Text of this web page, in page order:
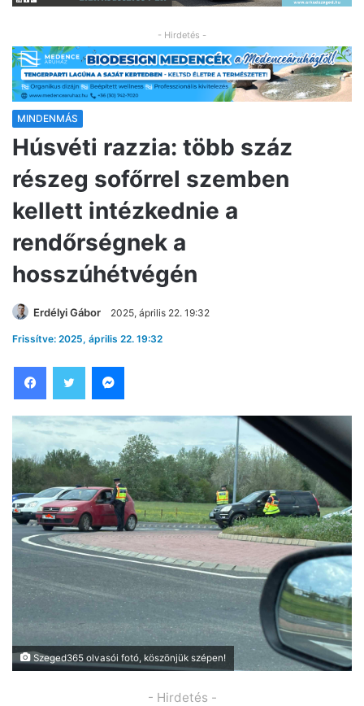
- Hirdetés -
MINDENMÁS
Húsvéti razzia: több száz
részeg sofőrrel szemben
kellett intézkednie a
rendőrségnek a
hosszúhétvégén
Erdélyi Gábor 2025, április 22. 19:32
Frissítve: 2025, április 22. 19:32
Szeged365 olvasói fotó, köszönjük szépen!
- Hirdetés -